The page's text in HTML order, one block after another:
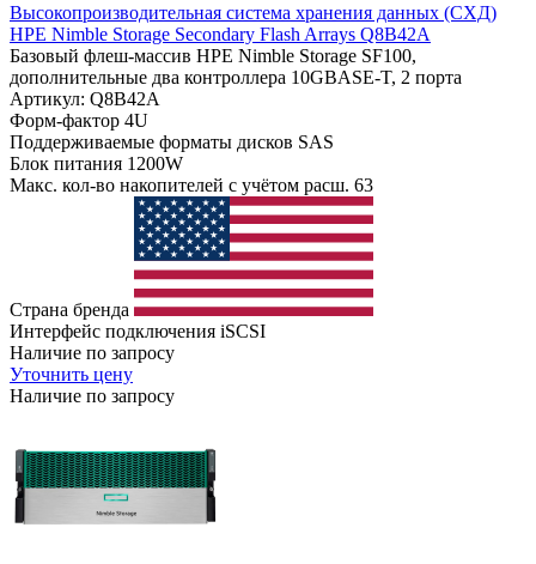
Высокопроизводительная система хранения данных (СХД)
HPE Nimble Storage Secondary Flash Arrays Q8B42A
Базовый флеш-массив HPE Nimble Storage SF100,
дополнительные два контроллера 10GBASE-T, 2 порта
Артикул: Q8B42A
Форм-фактор 4U
Поддерживаемые форматы дисков SAS
Блок питания 1200W
Макс. кол-во накопителей с учётом расш. 63
Страна бренда
Интерфейс подключения iSCSI
Наличие по запросу
Уточнить цену
Наличие по запросу